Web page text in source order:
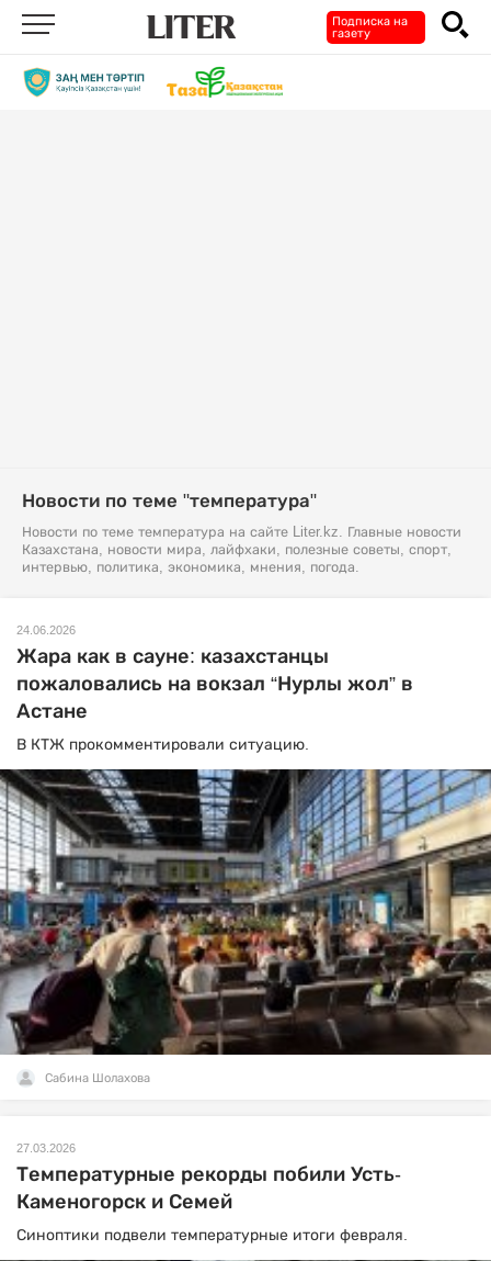
Подписка на
газету
Новости по теме "температура"
Новости по теме температура на сайте Liter.kz. Главные новости
Казахстана, новости мира, лайфхаки, полезные советы, спорт,
интервью, политика, экономика, мнения, погода.
24.06.2026
Жара как в сауне: казахстанцы
пожаловались на вокзал “Нурлы жол” в
Астане
В КТЖ прокомментировали ситуацию.
Сабина Шолахова
27.03.2026
Температурные рекорды побили Усть-
Каменогорск и Семей
Синоптики подвели температурные итоги февраля.